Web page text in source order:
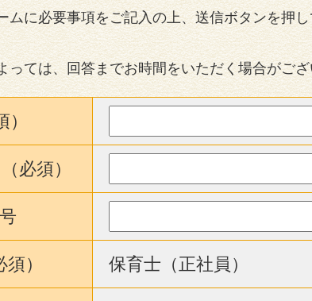
ムに必要事項をご記入の上、送信ボタンを押
っては、回答までお時間をいただく場合がご
必須）
） 保育士（正社員）